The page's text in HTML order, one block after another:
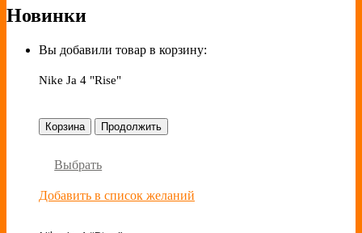
Новинки
Вы добавили товар в корзину:
Nike Ja 4 "Rise"
Корзина Продолжить
Выбрать
Добавить в список желаний